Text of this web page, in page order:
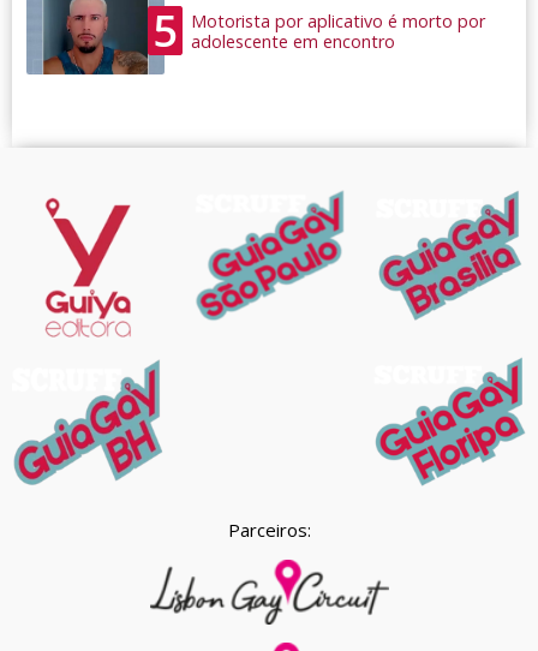
5
Motorista por aplicativo é morto por
adolescente em encontro
Parceiros: